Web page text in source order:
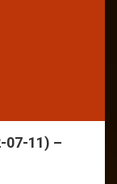
07-11) –